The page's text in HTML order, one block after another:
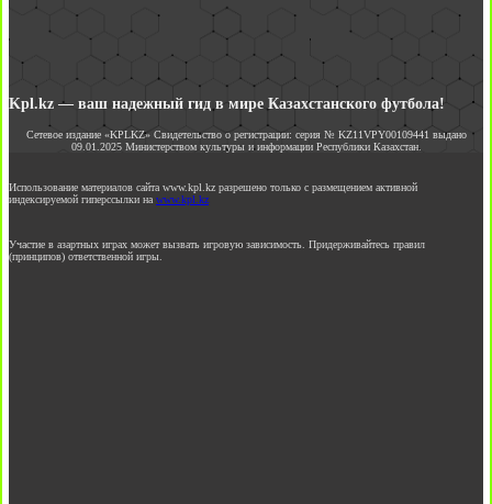
Kpl.kz — ваш надежный гид в мире Казахстанского футбола!
Сетевое издание «KPLKZ» Свидетельство о регистрации: серия № KZ11VPY00109441 выдано
09.01.2025 Министерством культуры и информации Республики Казахстан.
Использование материалов сайта www.kpl.kz разрешено только с размещением активной
индексируемой гиперссылки на www.kpl.kz
Участие в азартных играх может вызвать игровую зависимость. Придерживайтесь правил
(принципов) ответственной игры.